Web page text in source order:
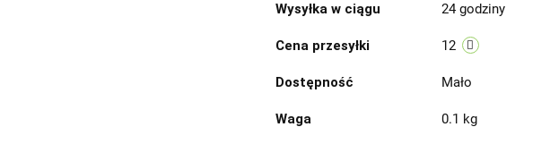
Wysyłka w ciągu 24 godziny
Cena przesyłki 12
Dostępność Mało
Waga 0.1 kg